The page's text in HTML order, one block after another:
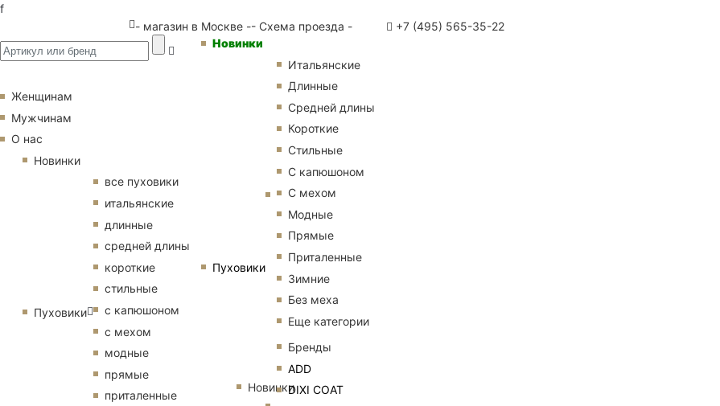
f
- магазин в Москве -- Схема проезда - +7 (495) 565-35-22
Новинки
Пуховики
Итальянские
Длинные
Средней длины
Короткие
Стильные
С капюшоном
С мехом
Модные
Прямые
Приталенные
Зимние
Без меха
Еще категории
Бренды
ADD
DIXI COAT
Женщинам
Мужчинам
О нас
Новинки
Пуховики
все пуховики
итальянские
длинные
средней длины
короткие
стильные
с капюшоном
с мехом
модные
прямые
приталенные
Новинки